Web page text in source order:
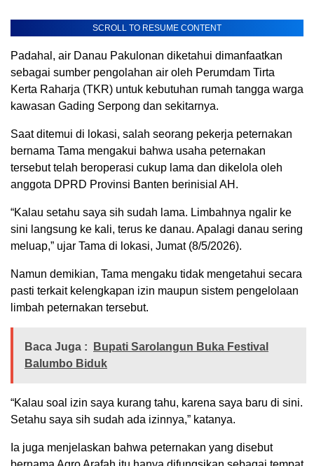
SCROLL TO RESUME CONTENT
Padahal, air Danau Pakulonan diketahui dimanfaatkan
sebagai sumber pengolahan air oleh Perumdam Tirta
Kerta Raharja (TKR) untuk kebutuhan rumah tangga warga
kawasan Gading Serpong dan sekitarnya.
Saat ditemui di lokasi, salah seorang pekerja peternakan
bernama Tama mengakui bahwa usaha peternakan
tersebut telah beroperasi cukup lama dan dikelola oleh
anggota DPRD Provinsi Banten berinisial AH.
“Kalau setahu saya sih sudah lama. Limbahnya ngalir ke
sini langsung ke kali, terus ke danau. Apalagi danau sering
meluap,” ujar Tama di lokasi, Jumat (8/5/2026).
Namun demikian, Tama mengaku tidak mengetahui secara
pasti terkait kelengkapan izin maupun sistem pengelolaan
limbah peternakan tersebut.
Baca Juga :
Bupati Sarolangun Buka Festival
Balumbo Biduk
“Kalau soal izin saya kurang tahu, karena saya baru di sini.
Setahu saya sih sudah ada izinnya,” katanya.
Ia juga menjelaskan bahwa peternakan yang disebut